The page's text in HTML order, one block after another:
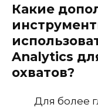
Какие
Analytics
охватов?
Для более